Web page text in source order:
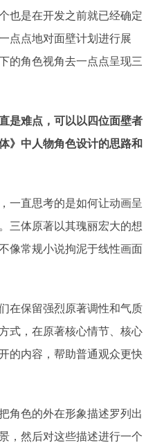
也是在开发之前就已经确定
点点地对面壁计划进行展
的角色视角去一点点呈现三
是难点，可以 以四位面壁者
》中人物角色设计的思路和
一直思考的是如何让动画呈
三体原著以其瑰丽宏大的想
像常规小说拘泥于线性画面
在保留强烈原著调性和气质
式，在原著核心情节、核心
的内容，帮助普通观众更快
角色的外在形象描述罗列出
，然后对这些描述进行一个